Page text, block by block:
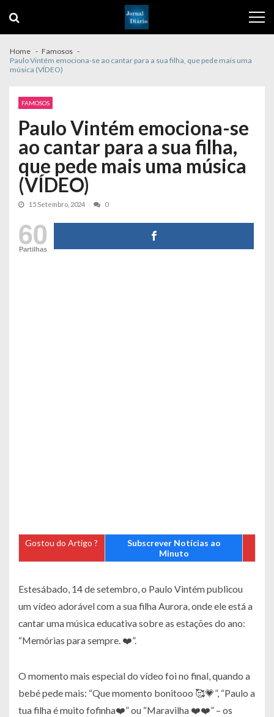
navigation
content
Home
Famosos
Paulo Vintém emociona-se ao cantar para a sua filha, que pede mais uma
música (VÍDEO)
FAMOSOS
Paulo Vintém emociona-se
ao cantar para a sua filha,
que pede mais uma música
(VÍDEO)
15 Setembro, 2024 0
60
Partilhas
Gostou do Artigo ?
Subscrever Notícias ao
Minuto
Estesábado, 14 de setembro, o Paulo Vintém publicou
um vídeo adorável com a sua filha Aurora, onde ele está a
cantar uma música educativa sobre as estações do ano:
“Memórias para sempre. ❤️”.
O momento mais especial do vídeo foi no final, quando a
bebé pede mais: “Que momento bonitooo 🥰💗”, “Paulo a
tua filha é muito fofinha❤️”ou “Maravilha ❤️❤️” – os